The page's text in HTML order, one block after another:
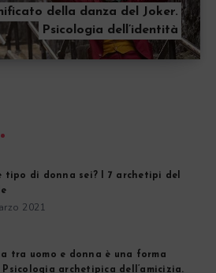
della danza del Joker.
Psicologia dell’identità
tipo di donna sei? I 7 archetipi del
2021
tra uomo e donna è una forma
Psicologia archetipica dell’amicizia.